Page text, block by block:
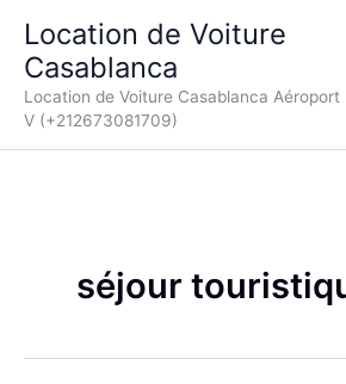
contenu
Location de Voiture
Casablanca
Location de Voiture Casablanca Aéroport
V (+212673081709)
séjour